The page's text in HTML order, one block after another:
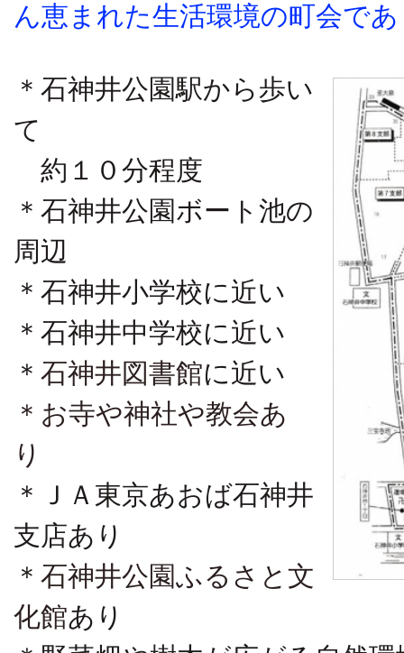
ん恵まれた生活環境の町会で
＊石神井公園駅から歩い
て
約１０分程度
＊石神井公園ボート池の
周辺
＊石神井小学校に近い
＊石神井中学校に近い
＊ 石神井図書館に近い
＊お寺や神社や教会あ
り
＊ＪＡ東京あおば石神井
支店あり
＊ 石神井公園ふるさと文
化館あり